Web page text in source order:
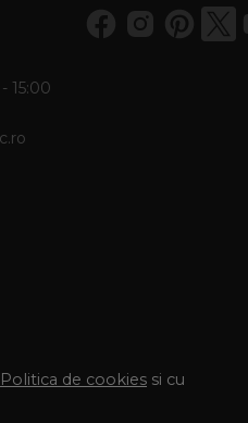
Politica de cookies si cu
15:00